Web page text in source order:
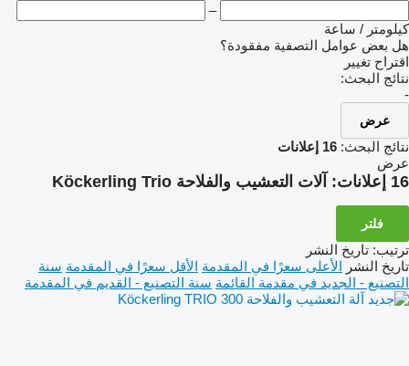
–
كيلومتر / ساعة
هل بعض عوامل التصفية مفقودة؟
اقتراح تغيير
نتائج البحث:
-
عرض
نتائج البحث: 16 إعلانات
عرض
16 إعلانات: آلات التعشيب والفلاحة Köckerling Trio
فلتر
ترتيب: تاريخ النشر
تاريخ النشر الأعلى سعرًا في المقدمة الأقل سعرًا في المقدمة سنة
التصنيع - الجديد في مقدمة القائمة سنة التصنيع - القديم في المقدمة